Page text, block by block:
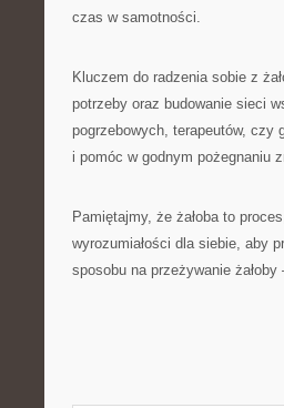
czas w samotności.
Kluczem do radzenia sobie z
potrzeby oraz budowanie sieci
pogrzebowych, terapeutów, czy
i pomóc w godnym pożegnaniu
Pamiętajmy, że żałoba to
wyrozumiałości dla siebie, aby
sposobu na przeżywanie